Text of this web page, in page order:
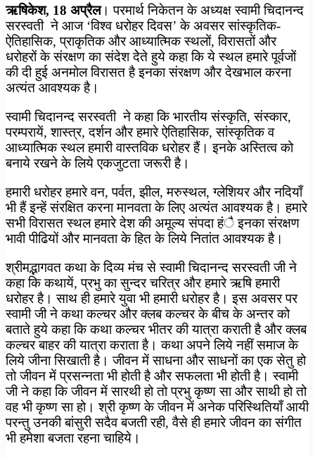
ऋषिकेश, 18 अप्रैल। परमार्थ निकेतन के अध्यक्ष स्वामी चिदानन्द
सरस्वती ने आज ‘विश्व धरोहर दिवस’ के अवसर सांस्कृतिक-
ऐतिहासिक, प्राकृतिक और आध्यात्मिक स्थलों, विरासतों और
धरोहरों के संरक्षण का संदेश देेते हुये कहा कि ये स्थल हमारे पूर्वजों
की दी हुई अनमोल विरासत है इनका संरक्षण और देखभाल करना
अत्यंत आवश्यक है।
स्वामी चिदानन्द सरस्वती ने कहा कि भारतीय संस्कृति, संस्कार,
परम्परायें, शास्त्र, दर्शन और हमारे ऐतिहासिक, सांस्कृतिक व
आध्यात्मिक स्थल हमारी वास्तविक धरोहर हैं। इनके अस्तित्व को
बनाये रखने के लिये एकजुटता जरूरी है।
हमारी धरोहर हमारे वन, पर्वत, झील, मरुस्थल, ग्लेशियर और नदियाँ
भी हैं इन्हें संरक्षित करना मानवता के लिए अत्यंत आवश्यक है। हमारे
सभी विरासत स्थल हमारे देश की अमूल्य संपदा हंै इनका संरक्षण
भावी पीढियों और मानवता के हित के लिये नितांत आवश्यक है।
श्रीमद्भागवत कथा के दिव्य मंच से स्वामी चिदानन्द सरस्वती जी ने
कहा कि कथायें, प्रभु का सुन्दर चरित्र और हमारे ऋषि हमारी
धरोहर है। साथ ही हमारे युवा भी हमारी धरोहर है। इस अवसर पर
स्वामी जी ने कथा कल्चर और क्लब कल्चर के बीच के अन्तर को
बताते हुये कहा कि कथा कल्चर भीतर की यात्रा कराती है और क्लब
कल्चर बाहर की यात्रा कराता है। कथा अपने लिये नहीं समाज के
लिये जीना सिखाती है। जीवन में साधना और साधनों का एक सेतु हो
तो जीवन में प्रसन्नता भी होती है और सफलता भी होती है। स्वामी
जी ने कहा कि जीवन में सारथी हो तो प्रभु कृष्ण सा और साथी हो तो
वह भी कृष्ण सा हो। श्री कृष्ण के जीवन में अनेक परिस्थितियाँ आयी
परन्तु उनकी बांसुरी सदैव बजती रही, वैसे ही हमारे जीवन का संगीत
भी हमेशा बजता रहना चाहिये।